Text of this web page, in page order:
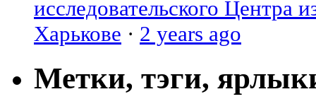
исследовательского Центра
Харькове · 2 years ago
Метки, тэги,